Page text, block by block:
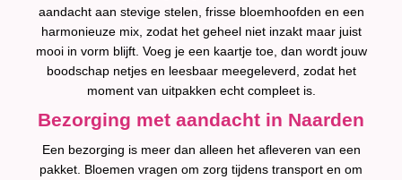
aandacht aan stevige stelen, frisse bloemhoofden en een
harmonieuze mix, zodat het geheel niet inzakt maar juist
mooi in vorm blijft. Voeg je een kaartje toe, dan wordt jouw
boodschap netjes en leesbaar meegeleverd, zodat het
moment van uitpakken echt compleet is.
Bezorging met aandacht in Naarden
Een bezorging is meer dan alleen het afleveren van een
pakket. Bloemen vragen om zorg tijdens transport en om